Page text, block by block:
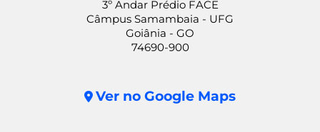
3º Andar Prédio FACE
Câmpus Samambaia - UFG
Goiânia - GO
74690-900
Ver no Google Maps